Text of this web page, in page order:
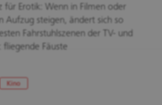
für Erotik: Wenn in Filmen oder
Aufzug steigen, ändert sich so
Fahrstuhlszenen der TV- und
fliegende Fäuste
Kino